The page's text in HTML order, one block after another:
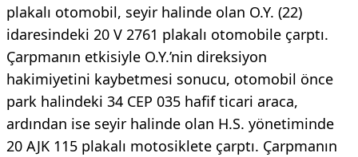
plakalı otomobil, seyir halinde olan O.Y. (22)
idaresindeki 20 V 2761 plakalı otomobile çarptı.
Çarpmanın etkisiyle O.Y.’nin direksiyon
hakimiyetini kaybetmesi sonucu, otomobil önce
park halindeki 34 CEP 035 hafif ticari araca,
ardından ise seyir halinde olan H.S. yönetiminde
20 AJK 115 plakalı motosiklete çarptı. Çarpmanın